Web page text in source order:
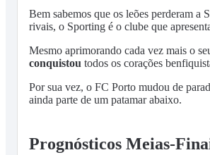
Bem sabemos que os leões perderam a
rivais, o Sporting é o clube que
Mesmo aprimorando cada vez mais o
conquistou todos os corações
Por sua vez, o FC Porto mudou de
ainda parte de um patamar abaixo.
Prognósticos Meias-